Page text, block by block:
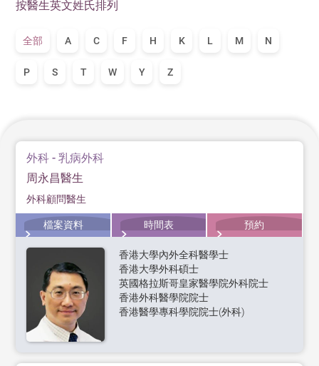
按醫生英文姓氏排列
全部 A C F H K L M N
P S T W Y Z
外科 - 乳病外科
周永昌醫生
外科顧問醫生
檔案資料 時間表 預約
香港大學內外全科醫學士
香港大學外科碩士
英國格拉斯哥皇家醫學院外科院士
香港外科醫學院院士
香港醫學專科學院院士(外科)